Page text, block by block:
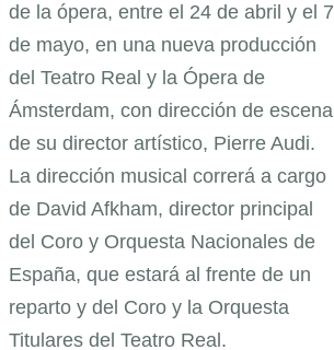
de la ópera, entre el 24 de abril y el 7
de mayo, en una nueva producción
del Teatro Real y la Ópera de
Ámsterdam, con dirección de escena
de su director artístico, Pierre Audi.
La dirección musical correrá a cargo
de David Afkham, director principal
del Coro y Orquesta Nacionales de
España, que estará al frente de un
reparto y del Coro y la Orquesta
Titulares del Teatro Real.